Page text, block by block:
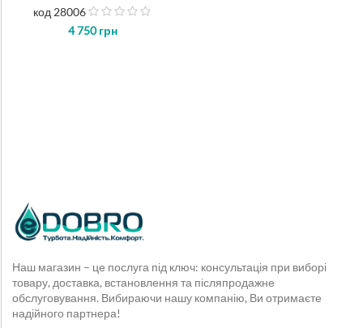
код 28006
4 750грн
Наш магазин – це послуга під ключ: консультація при виборі
товару, доставка, встановлення та післяпродажне
обслуговування. Вибираючи нашу компанію, Ви отримаєте
надійного партнера!